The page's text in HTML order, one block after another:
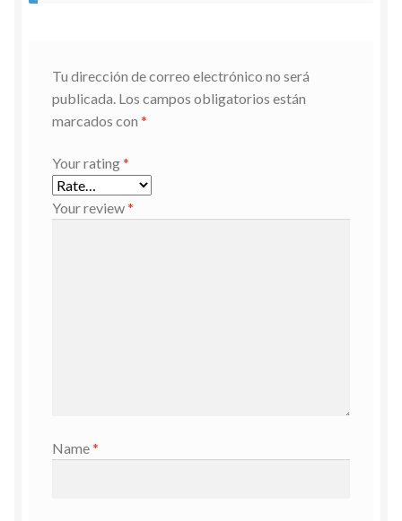
Tu dirección de correo electrónico no será
publicada. Los campos obligatorios están
marcados con *
Your rating*
Your review*
Name*